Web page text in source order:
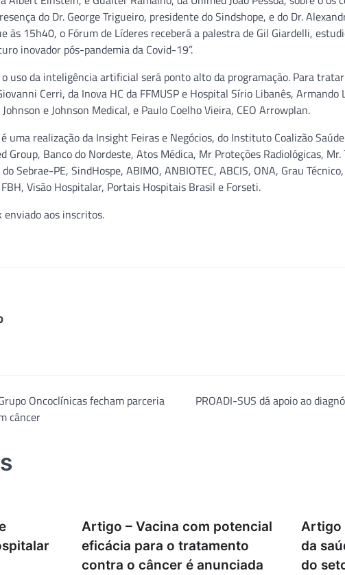
do Dr. George Trigueiro, presidente do Sindshope, e do Dr.
às 15h40, o Fórum de Líderes receberá a palestra de Gil Giardelli,
inovador pós-pandemia da Covid-19”.
uso da inteligência artificial será ponto alto da programação. Para
Cerri, da Inova HC da FFMUSP e Hospital Sírio Libanês, Armando
e Johnson Medical, e Paulo Coelho Vieira, CEO Arrowplan.
uma realização da Insight Feiras e Negócios, do Instituto Coalizão
Group, Banco do Nordeste, Atos Médica, Mr Proteções Radiológicas, Mr.
Sebrae-PE, SindHospe, ABIMO, ANBIOTEC, ABCIS, ONA, Grau
Visão Hospitalar, Portais Hospitais Brasil e Forseti.
enviado aos inscritos.
Oncoclínicas fecham parceria
câncer
PROADI-SUS dá apoio ao
Artigo – Vacina com potencial
eficácia para o tratamento
contra o câncer é anunciada
Artigo
da
do